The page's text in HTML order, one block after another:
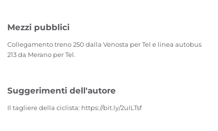
Mezzi pubblici
Collegamento treno 250 dalla Venosta per Tel e linea autobus
213 da Merano per Tel.
Suggerimenti dell'autore
Il tagliere della ciclista: https://bit.ly/2uILTsf